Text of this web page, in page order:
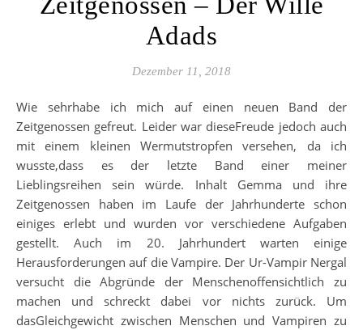
Adads
Dezember 11, 2018
Wie sehrhabe ich mich auf einen neuen Band der
Zeitgenossen gefreut. Leider war dieseFreude jedoch auch
mit einem kleinen Wermutstropfen versehen, da ich
wusste,dass es der letzte Band einer meiner
Lieblingsreihen sein würde. Inhalt Gemma und ihre
Zeitgenossen haben im Laufe der Jahrhunderte schon
einiges erlebt und wurden vor verschiedene Aufgaben
gestellt. Auch im 20. Jahrhundert warten einige
Herausforderungen auf die Vampire. Der Ur-Vampir Nergal
versucht die Abgründe der Menschenoffensichtlich zu
machen und schreckt dabei vor nichts zurück. Um
dasGleichgewicht zwischen Menschen und Vampiren zu